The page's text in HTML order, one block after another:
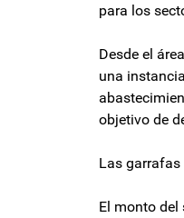
para los
Desde el
una
objetivo de
Las garrafas
El monto